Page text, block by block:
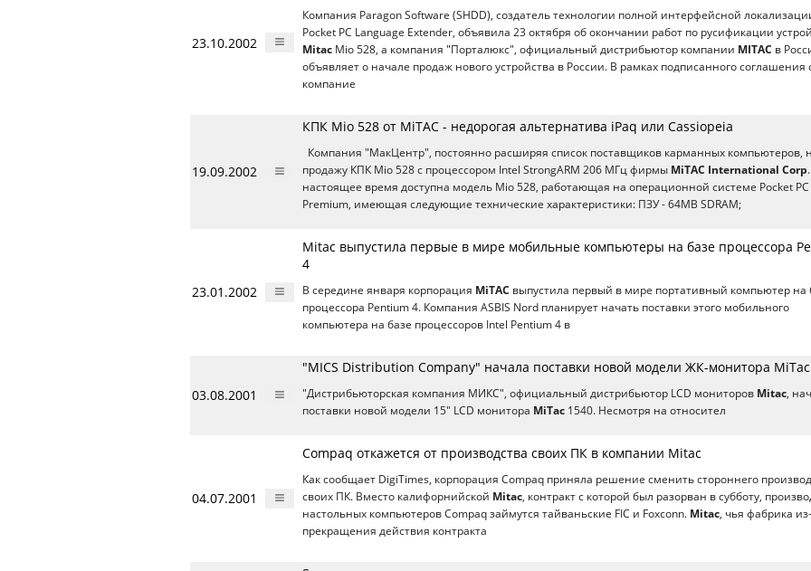
23.10.2002
Компания Paragon Software (SHDD), создатель технологии полной интерфейсной
Pocket PC Language Extender, объявила 23 октября об окончании работ по русификации
Mitac Mio 528, а компания "Порталюкс", официальный дистрибьютор компании MITAC в
объявляет о начале продаж нового устройства в России. В рамках подписанного соглашения
компание
19.09.2002
КПК Mio 528 от MiTAC - недорогая альтернатива iPaq или Cassiopeia
Компания "МакЦентр", постоянно расширяя список поставщиков карманных компьютеров,
продажу КПК Mio 528 с процессором Intel StrongARM 206 МГц фирмы MiTAC International Corp
настоящее время доступна модель Mio 528, работающая на операционной системе Pocket PC
Premium, имеющая следующие технические характеристики: ПЗУ - 64MB SDRAM;
23.01.2002
Mitac выпустила первые в мире мобильные компьютеры на базе процессора
4
В середине января корпорация MiTAC выпустила первый в мире портативный компьютер на
процессора Рentium 4. Компания ASBIS Nord планирует начать поставки этого мобильного
компьютера на базе процессоров Intel Pentium 4 в
03.08.2001
"MICS Distribution Company" начала поставки новой модели ЖК-монитора
"Дистрибьюторская компания МИКС", официальный дистрибьютор LCD мониторов Mitac,
поставки новой модели 15" LCD монитора MiTac 1540. Несмотря на относител
04.07.2001
Compaq откажется от производства своих ПК в компании Mitac
Как сообщает DigiTimes, корпорация Compaq приняла решение сменить стороннего
своих ПК. Вместо калифорнийской Mitac, контракт с которой был разорван в субботу,
настольных компьютеров Compaq займутся тайваньские FIC и Foxconn. Mitac, чья фабрика
прекращения действия контракта